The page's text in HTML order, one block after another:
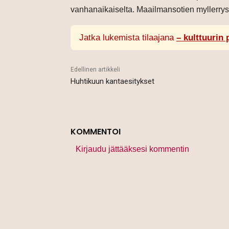
vanhanaikaiselta. Maailmansotien
Jatka lukemista tilaajana – kulttuurin
Edellinen artikkeli
Huhtikuun kantaesitykset
KOMMENTOI
Kirjaudu jättääksesi kommentin